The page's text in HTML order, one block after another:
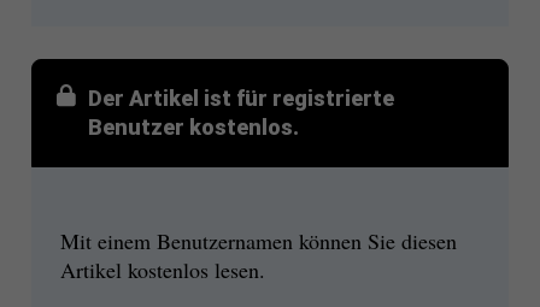
Der Artikel ist für registrierte
Benutzer kostenlos.
Mit einem Benutzernamen können Sie diesen
Artikel kostenlos lesen.